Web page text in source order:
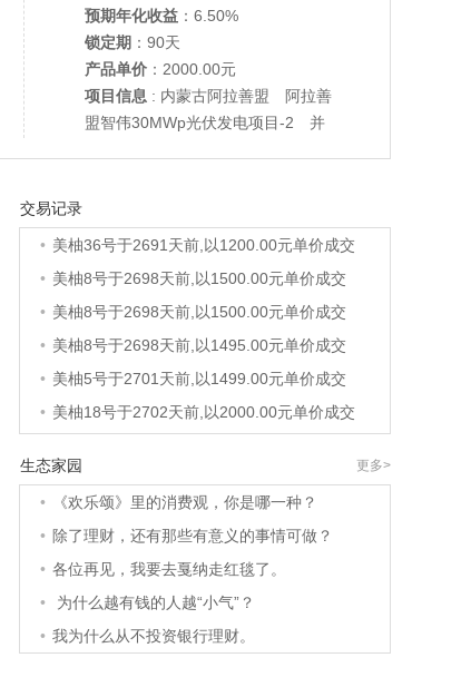
预期年化收益 ：6.50%
锁定期 ：90天
产品单价 ：2000.00元
项目信息 : 内蒙古阿拉善盟 阿拉善
盟智伟30MWp光伏发电项目-2 并
交易记录
美柚27号于2688天前,以1995.00元单价成交
• 美柚6号于2690天前,以1200.00元单价成交
• 美柚36号于2691天前,以1200.00元单价成交
美柚8号于2698天前,以1500.00元单价成交
美柚8号于2698天前,以1500.00元单价成交
美柚8号于2698天前,以1495.00元单价成交
美柚5号于2701天前,以1499.00元单价成交
美柚18号于2702天前,以2000.00元单价成交
美柚5号于2702天前,以1499.00元单价成交
• 美柚3号于2702天前,以1500.00元单价成交
美柚38号于2703天前,以1500.00元单价成交
美柚20号于2717天前,以1495.00元单价成交
美柚38号于2720天前,以1500.00元单价成交
美柚10号于2720天前,以2000.00元单价成交
美柚8号于2722天前,以1490.00元单价成交
• 美柚5号于2725天前,以1498.00元单价成交
生态家园 更多>
•
《欢乐颂》里的消费观，你是哪一种？
• 除了理财，还有那些有意义的事情可做？
• 各位再见，我要去戛纳走红毯了。
•
为什么越有钱的人越“小气”？
• 我为什么从不投资银行理财。